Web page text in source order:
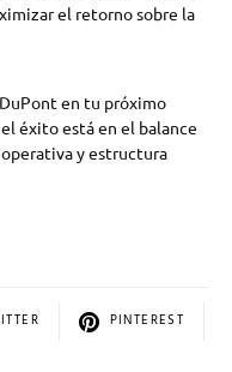
el retorno sobre la
en tu próximo
éxito está en el balance
y estructura
PINTEREST